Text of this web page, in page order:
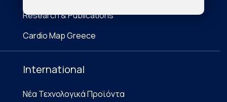
Research & Publications
Cardio Map Greece
International
Νέα Τεχνολογικά Προϊόντα